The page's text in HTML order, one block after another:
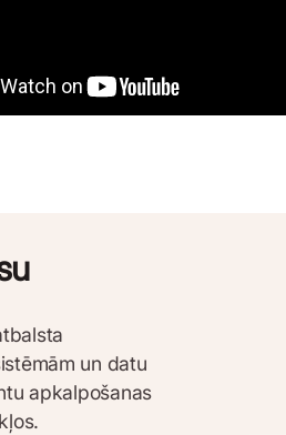
un datu
apkalpošanas